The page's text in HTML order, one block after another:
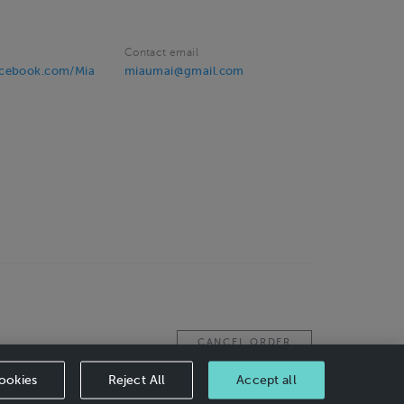
Mia
Contact email
miaumai@gmail.com
CANCEL ORDER
Reject All Accept all